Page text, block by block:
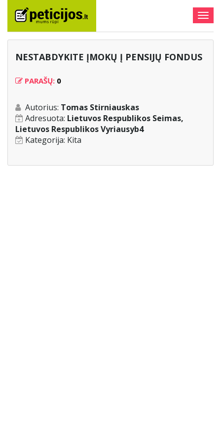
NESTABDYKITE ĮMOKŲ Į PENSIJŲ FONDUS
PARAŠŲ: 0
Autorius: Tomas Stirniauskas
Adresuota: Lietuvos Respublikos Seimas,
Lietuvos Respublikos Vyriausyb4
Kategorija: Kita